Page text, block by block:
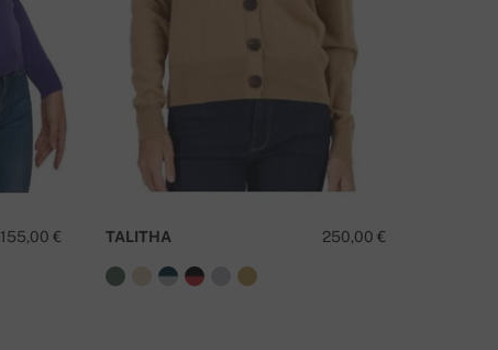
TEM ALGUMA QUESTÃO SOBRE ESTE PRODUTO?
CONTACTE-NOS
155,00 € 250,00 €
TALITHA